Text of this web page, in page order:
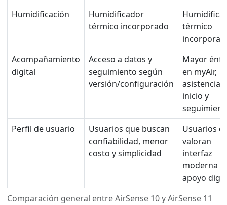
Comparación general entre AirSense 10 y AirSense 11
Humidificación
Humidificador
térmico incorporado
térmico
Acompañamiento
digital
Acceso a datos y
seguimiento según
versión/configuración
Mayor
en myAir,
asistencia
inicio y
Perfil de usuario
Usuarios que buscan
confiabilidad, menor
costo y simplicidad
Usuarios
valoran
interfaz
moderna y
apoyo